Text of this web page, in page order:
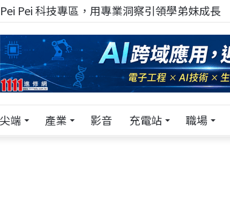
Pei 科技專區，用專業洞察引領學弟妹成長
尖端 產業 影音 充電站 職場